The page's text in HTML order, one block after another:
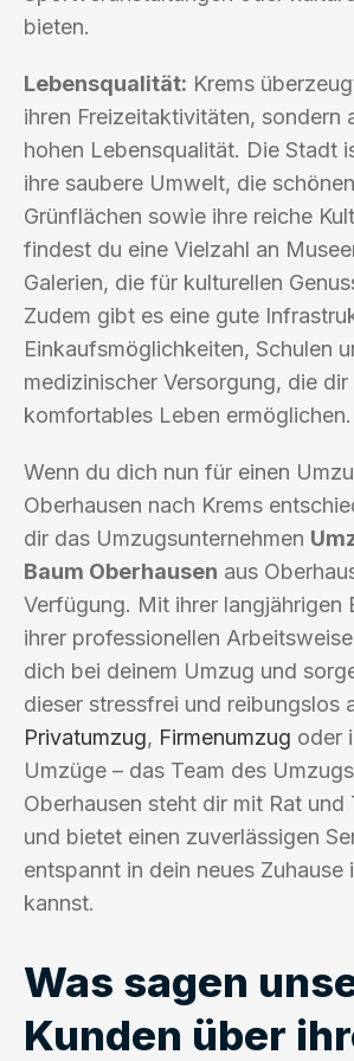
bieten.
Lebensqualität: Krems
ihren Freizeitaktivitäten, sondern
hohen Lebensqualität. Die Stadt
ihre saubere Umwelt, die
Grünflächen sowie ihre reiche
findest du eine Vielzahl an
Galerien, die für kulturellen
Zudem gibt es eine gute
Einkaufsmöglichkeiten, Schulen
medizinischer Versorgung, die dir
komfortables Leben ermöglichen.
Wenn du dich nun für einen
Oberhausen nach Krems
dir das Umzugsunternehmen
Baum Oberhausen aus
Verfügung. Mit ihrer langjährigen
ihrer professionellen
dich bei deinem Umzug und
dieser stressfrei und reibungslos
Privatumzug, Firmenumzug oder
Umzüge – das Team des
Oberhausen steht dir mit Rat und
und bietet einen zuverlässigen
entspannt in dein neues Zuhause
kannst.
Was sagen
Kunden über